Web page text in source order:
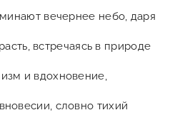
вечернее небо, даря
встречаясь в природе
и вдохновение,
словно тихий